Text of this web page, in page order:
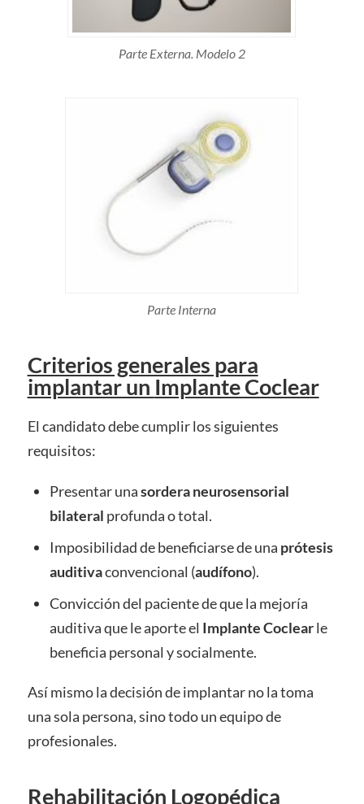
Parte Externa. Modelo 2
Parte Interna
Criterios generales para
implantar un Implante Coclear
El candidato debe cumplir los siguientes
requisitos:
Presentar unasordera neurosensorial
bilateral profunda o total.
Imposibilidad de beneficiarse de una prótesis
auditivaconvencional (audífono).
Convicción del paciente de que la mejoría
auditiva que le aporte el Implante Coclearle
beneficia personal y socialmente.
Así mismo la decisión de implantar no la toma
una sola persona, sino todo un equipo de
profesionales.
Rehabilitación Logopédica